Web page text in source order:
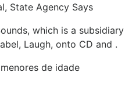
State Agency Says
which is a
Laugh, onto CD and .
de idade